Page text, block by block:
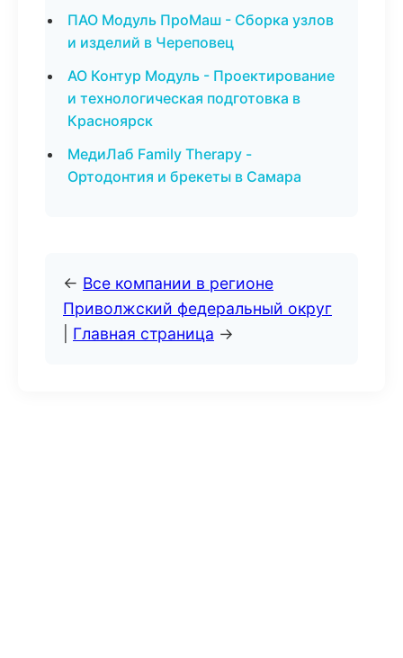
ПАО Модуль ПроМаш - Сборка узлов
и изделий в Череповец
АО Контур Модуль - Проектирование
и технологическая подготовка в
Красноярск
МедиЛаб Family Therapy -
Ортодонтия и брекеты в Самара
← Все компании в регионе
Приволжский федеральный округ
Главная страница →